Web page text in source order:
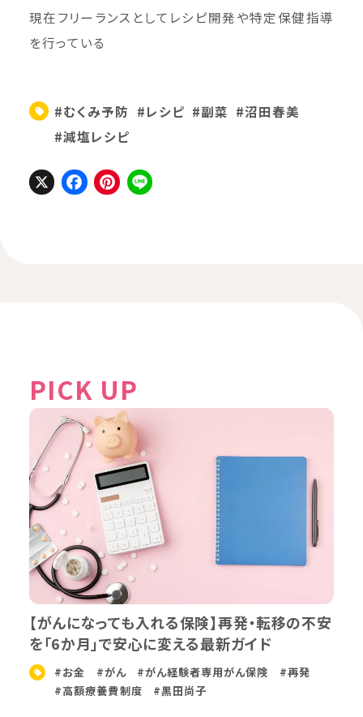
現在フリーランスとしてレシピ開発や特定保健指導
を行っている
#むくみ予防 #レシピ #副菜 #沼田春美
#減塩レシピ
X Facebook
Pinterest
PICK UP
【がんになっても入れる保険】再発・転移の不安
を「6か月」で安心に変える最新ガイド
#お金 #がん #がん経験者専用がん保険
#再発
#高額療養費制度
#黒田尚子